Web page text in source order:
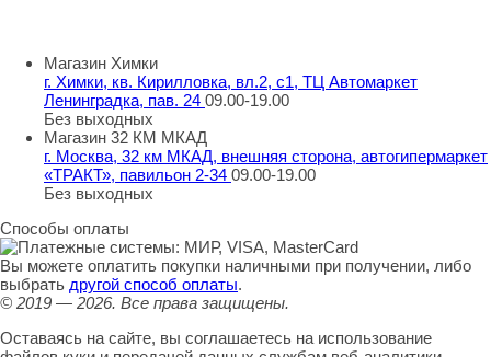
Магазин Химки
г. Химки, кв. Кирилловка, вл.2, с1, ТЦ Автомаркет
Ленинградка, пав. 24 09.00-19.00
Без выходных
Магазин 32 КМ МКАД
г. Москва, 32 км МКАД, внешняя сторона, автогипермаркет
«ТРАКТ», павильон 2-34 09.00-19.00
Без выходных
Способы оплаты
Вы можете оплатить покупки наличными при получении, либо
выбрать другой способ оплаты.
© 2019 — 2026. Все права защищены.
Оставаясь на сайте, вы соглашаетесь на использование